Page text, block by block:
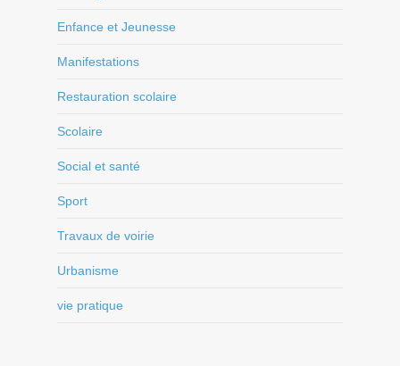
Enfance et Jeunesse
Manifestations
Restauration scolaire
Scolaire
Social et santé
Sport
Travaux de voirie
Urbanisme
vie pratique